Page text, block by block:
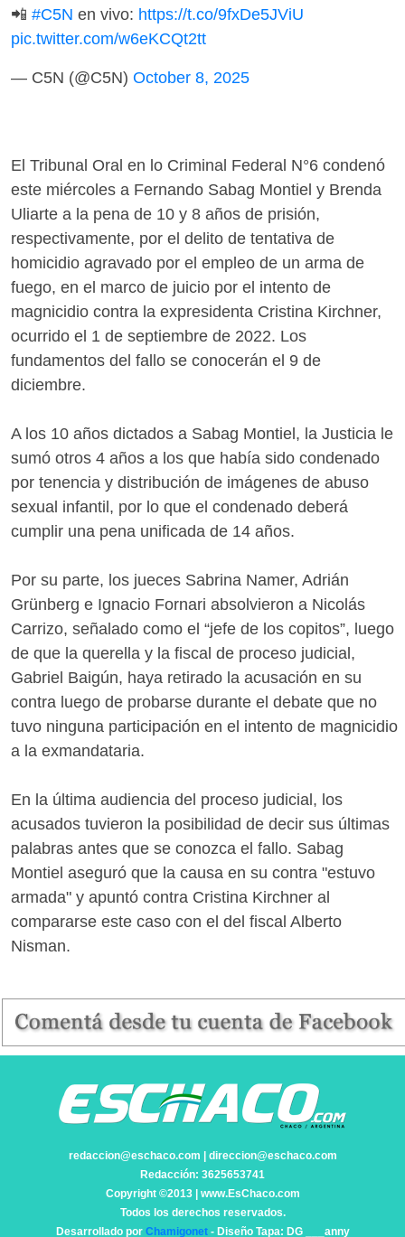
📲 #C5N en vivo: https://t.co/9fxDe5JViU
pic.twitter.com/w6eKCQt2tt
— C5N (@C5N) October 8, 2025
El Tribunal Oral en lo Criminal Federal N°6 condenó
este miércoles a Fernando Sabag Montiel y Brenda
Uliarte a la pena de 10 y 8 años de prisión,
respectivamente, por el delito de tentativa de
homicidio agravado por el empleo de un arma de
fuego, en el marco de juicio por el intento de
magnicidio contra la expresidenta Cristina Kirchner,
ocurrido el 1 de septiembre de 2022. Los
fundamentos del fallo se conocerán el 9 de
diciembre.
A los 10 años dictados a Sabag Montiel, la Justicia le
sumó otros 4 años a los que había sido condenado
por tenencia y distribución de imágenes de abuso
sexual infantil, por lo que el condenado deberá
cumplir una pena unificada de 14 años.
Por su parte, los jueces Sabrina Namer, Adrián
Grünberg e Ignacio Fornari absolvieron a Nicolás
Carrizo, señalado como el “jefe de los copitos”, luego
de que la querella y la fiscal de proceso judicial,
Gabriel Baigún, haya retirado la acusación en su
contra luego de probarse durante el debate que no
tuvo ninguna participación en el intento de magnicidio
a la exmandataria.
En la última audiencia del proceso judicial, los
acusados tuvieron la posibilidad de decir sus últimas
palabras antes que se conozca el fallo. Sabag
Montiel aseguró que la causa en su contra "estuvo
armada" y apuntó contra Cristina Kirchner al
compararse este caso con el del fiscal Alberto
Nisman.
redaccion@eschaco.com | direccion@eschaco.com
Redacción: 3625653741
Copyright ©2013 | www.EsChaco.com
Todos los derechos reservados.
Desarrollado por Chamigonet- Diseño Tapa: DG ___anny